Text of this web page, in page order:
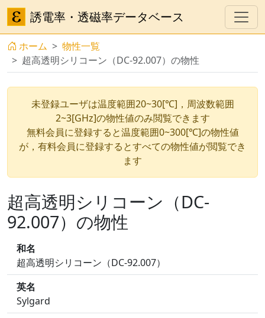
誘電率・透磁率データベース
ホーム
物性一覧
超高透明シリコーン（DC-92.007）の物性
未登録ユーザは温度範囲20~30[℃]，周波数範囲
2~3[GHz]の物性値のみ閲覧できます
無料会員に登録すると温度範囲0~300[℃]の物性値
が，有料会員に登録するとすべての物性値が閲覧でき
ます
超高透明シリコーン（DC-
92.007）の物性
和名
超高透明シリコーン（DC-92.007）
英名
Sylgard